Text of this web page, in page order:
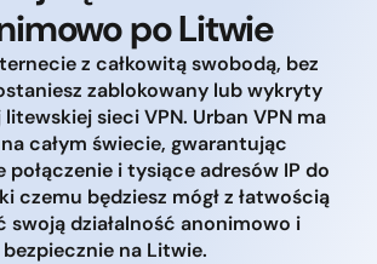
po Litwie
z całkowitą swobodą, bez
zablokowany lub wykryty
sieci VPN. Urban VPN ma
całym świecie, gwarantując
połączenie i tysiące adresów IP do
czemu będziesz mógł z łatwością
swoją działalność anonimowo i
bezpiecznie na Litwie.